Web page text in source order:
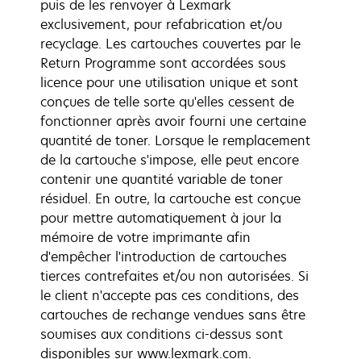
puis de les renvoyer à Lexmark
exclusivement, pour refabrication et/ou
recyclage. Les cartouches couvertes par le
Return Programme sont accordées sous
licence pour une utilisation unique et sont
conçues de telle sorte qu'elles cessent de
fonctionner après avoir fourni une certaine
quantité de toner. Lorsque le remplacement
de la cartouche s'impose, elle peut encore
contenir une quantité variable de toner
résiduel. En outre, la cartouche est conçue
pour mettre automatiquement à jour la
mémoire de votre imprimante afin
d'empêcher l'introduction de cartouches
tierces contrefaites et/ou non autorisées. Si
le client n'accepte pas ces conditions, des
cartouches de rechange vendues sans être
soumises aux conditions ci-dessus sont
disponibles sur www.lexmark.com.